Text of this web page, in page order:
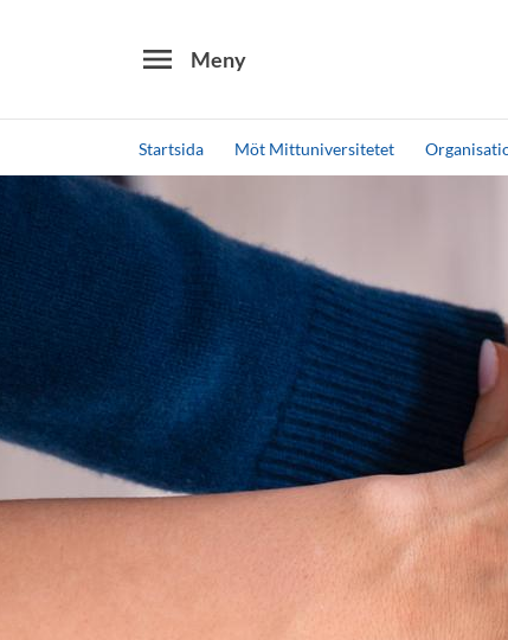
menu Meny
Startsida Möt Mittuniversitetet
Sök
Andra söktjänster
Detta är vår testmiljö - endast testdata